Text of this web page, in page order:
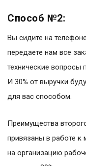
Способ №2:
Вы сидите на
передаете нам все
технические вопросы
И 30% от выручки
для вас способом.
Преимущества
привязаны в работе к
на организацию